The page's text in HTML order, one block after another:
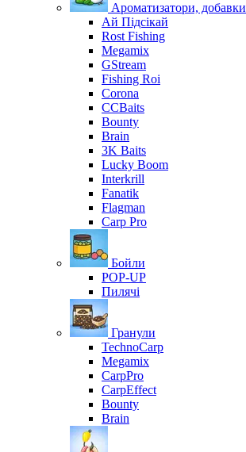
Ароматизатори, добавки
Ай Підсікай
Rost Fishing
Megamix
GStream
Fishing Roi
Corona
CCBaits
Bounty
Brain
3K Baits
Lucky Boom
Interkrill
Fanatik
Flagman
Carp Pro
Бойли
POP-UP
Пилячі
Гранули
TechnoCarp
Megamix
CarpPro
CarpEffect
Bounty
Brain